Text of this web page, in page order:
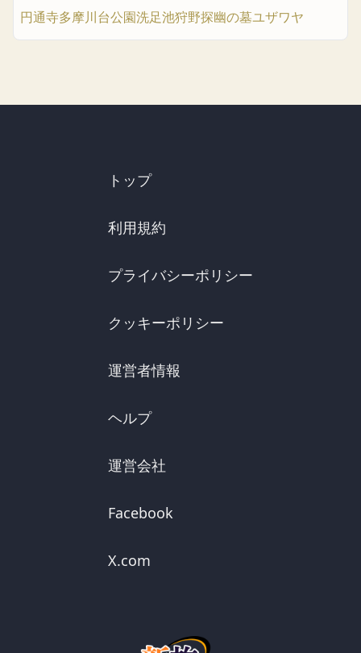
円通寺多摩川台公園洗足池狩野探幽の墓ユザワヤ
トップ
利用規約
プライバシーポリシー
クッキーポリシー
運営者情報
ヘルプ
運営会社
Facebook
X.com